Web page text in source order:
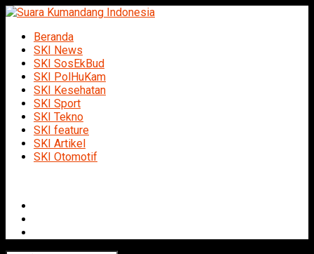
Beranda
SKI News
SKI SosEkBud
SKI PolHuKam
SKI Kesehatan
SKI Sport
SKI Tekno
SKI feature
SKI Artikel
SKI Otomotif